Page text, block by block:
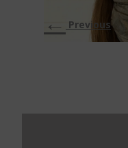
← Previous